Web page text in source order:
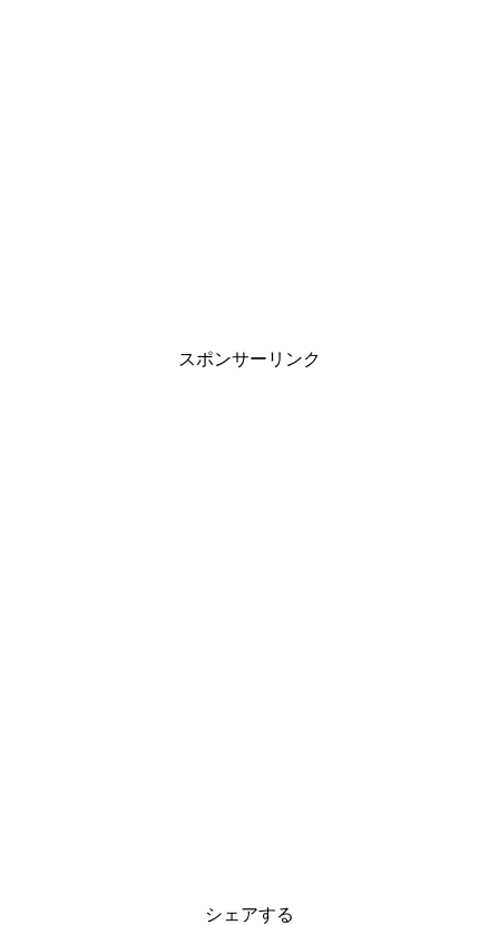
スポンサーリンク
シェアする